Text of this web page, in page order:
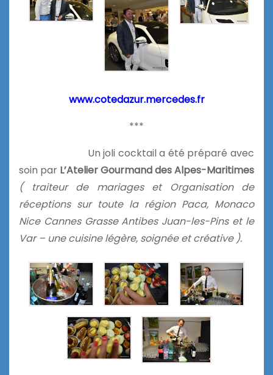
www.cotedazur.mercedes.fr
***
Un joli cocktail a été préparé avec
soin par L’Atelier Gourmand des Alpes-Maritimes
( traiteur de mariages et Organisation de
réceptions sur toute la région Paca, Monaco
Nice Cannes Grasse Antibes Juan-les-Pins et le
Var – une cuisine légère, soignée et créative ).